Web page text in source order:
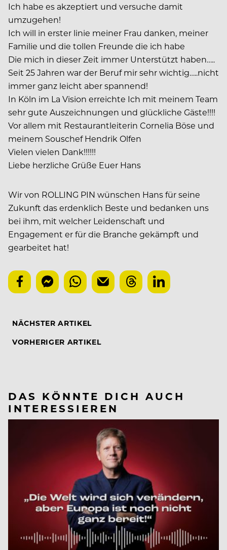
Ich habe es akzeptiert und versuche damit
umzugehen!
Ich will in erster linie meiner Frau danken, meiner
Familie und die tollen Freunde die ich habe
Die mich in dieser Zeit immer Unterstützt haben…..
Seit 25 Jahren war der Beruf mir sehr wichtig…..nicht
immer ganz leicht aber spannend!
In Köln im La Vision erreichte Ich mit meinem Team
sehr gute Auszeichnungen und glückliche Gäste!!!!
Vor allem mit Restaurantleiterin Cornelia Böse und
meinem Souschef Hendrik Olfen
Vielen vielen Dank!!!!!!
Liebe herzliche Grüße Euer Hans
Wir von ROLLING PIN wünschen Hans für seine
Zukunft das erdenklich Beste und bedanken uns
bei ihm, mit welcher Leidenschaft und
Engagement er für die Branche gekämpft und
gearbeitet hat!
NÄCHSTER ARTIKEL
VORHERIGER ARTIKEL
DAS KÖNNTE DICH AUCH
INTERESSIEREN